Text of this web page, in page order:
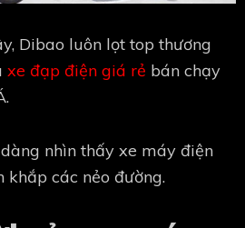
Dibao luôn lọt top thương
xe đạp điện giá rẻ bán chạy
nhìn thấy xe máy điện
khắp các nẻo đường.